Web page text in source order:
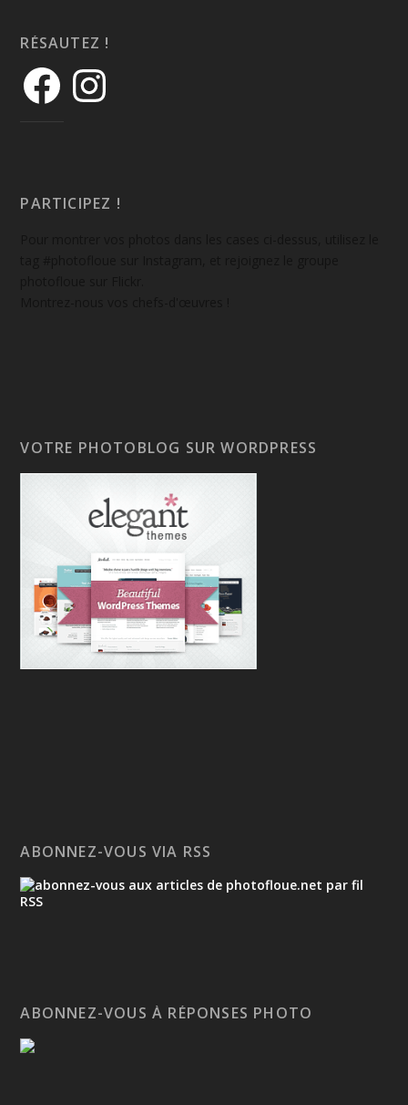
RÉSAUTEZ !
PARTICIPEZ !
VOTRE PHOTOBLOG SUR WORDPRESS
ABONNEZ-VOUS VIA RSS
ABONNEZ-VOUS À RÉPONSES PHOTO